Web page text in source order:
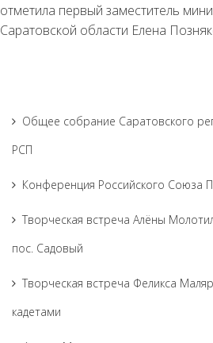
отметила первый заместитель
Саратовской области Елена
Общее собрание Саратовского
РСП
Конференция Российского Союза
Творческая встреча Алёны
пос. Садовый
Творческая встреча Феликса
кадетами